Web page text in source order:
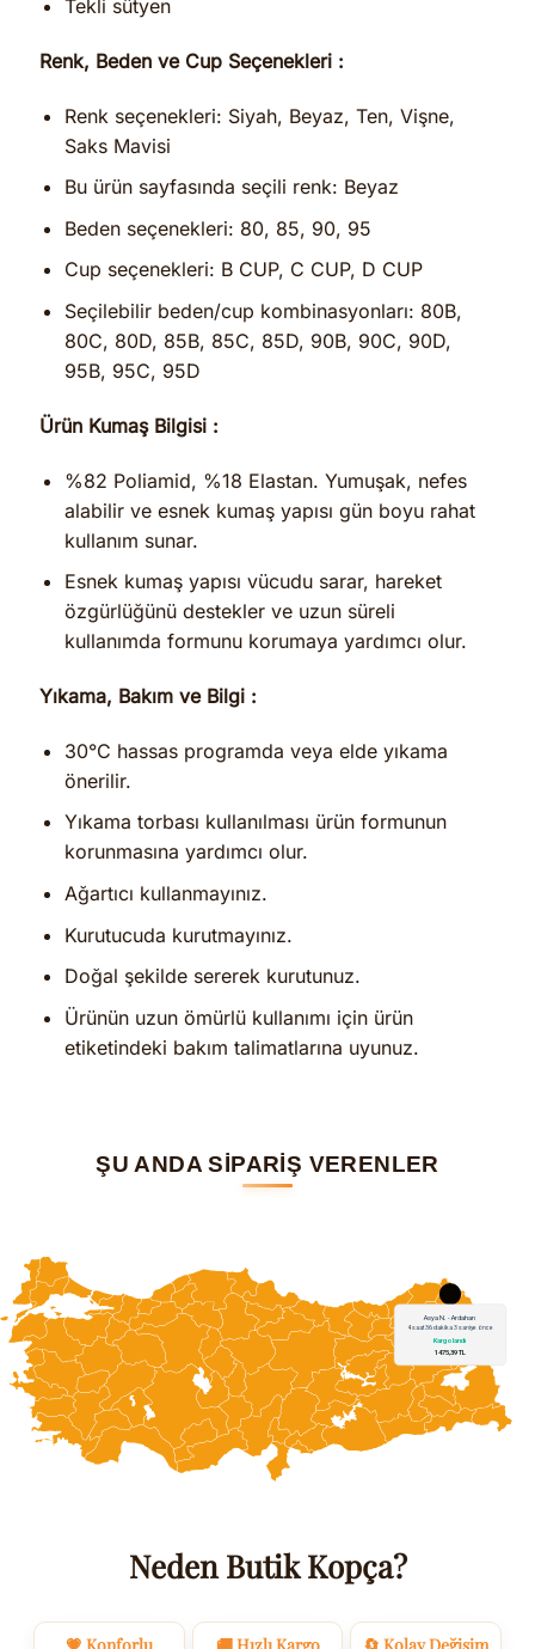
Tekli sütyen
Renk, Beden ve Cup Seçenekleri :
Renk seçenekleri: Siyah, Beyaz, Ten, Vişne,
Saks Mavisi
Bu ürün sayfasında seçili renk: Beyaz
Beden seçenekleri: 80, 85, 90, 95
Cup seçenekleri: B CUP, C CUP, D CUP
Seçilebilir beden/cup kombinasyonları: 80B,
80C, 80D, 85B, 85C, 85D, 90B, 90C, 90D,
95B, 95C, 95D
Ürün Kumaş Bilgisi :
%82 Poliamid, %18 Elastan. Yumuşak, nefes
alabilir ve esnek kumaş yapısı gün boyu rahat
kullanım sunar.
Esnek kumaş yapısı vücudu sarar, hareket
özgürlüğünü destekler ve uzun süreli
kullanımda formunu korumaya yardımcı olur.
Yıkama, Bakım ve Bilgi :
30°C hassas programda veya elde yıkama
önerilir.
Yıkama torbası kullanılması ürün formunun
korunmasına yardımcı olur.
Ağartıcı kullanmayınız.
Kurutucuda kurutmayınız.
Doğal şekilde sererek kurutunuz.
Ürünün uzun ömürlü kullanımı için ürün
etiketindeki bakım talimatlarına uyunuz.
ŞU ANDA SİPARİŞ VERENLER
Neden Butik Kopça?
💗 Konforlu
🚚 Hızlı Kargo 🔄 Kolay Değişim